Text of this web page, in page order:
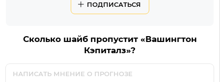
ПОДПИСАТЬСЯ
Сколько шайб пропустит «Вашингтон
Кэпиталз»?